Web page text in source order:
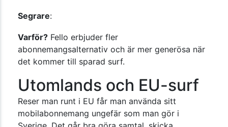
Segrare:
Varför? Fello erbjuder fler
abonnemangsalternativ och är mer generösa när
det kommer till sparad surf.
Utomlands och EU-surf
Reser man runt i EU får man använda sitt
mobilabonnemang ungefär som man gör i